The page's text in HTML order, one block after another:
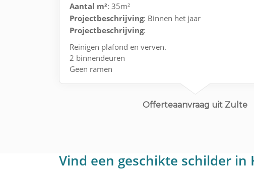
Aantal m²: 35m²
Projectbeschrijving: Binnen het jaar
Projectbeschrijving:
Reinigen plafond en verven.
2 binnendeuren
Geen ramen
Offerteaanvraag uit Zulte
Vind een geschikte schilder in